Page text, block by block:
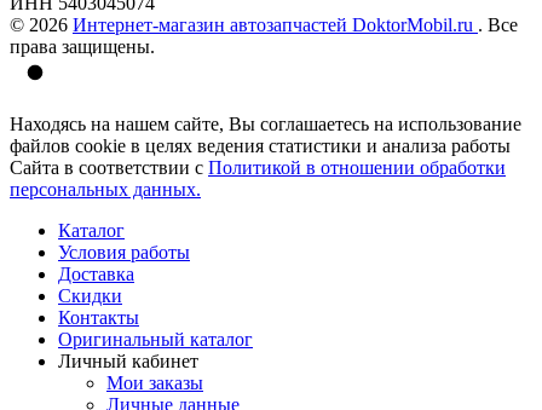
© 2026 Интернет-магазин автозапчастей DoktorMobil.ru . Все
права защищены.
Находясь на нашем сайте, Вы соглашаетесь на использование
файлов cookie в целях ведения статистики и анализа работы
Сайта в соответствии с Политикой в отношении обработки
персональных данных.
Каталог
Условия работы
Доставка
Скидки
Контакты
Оригинальный каталог
Личный кабинет
Мои заказы
Личные данные